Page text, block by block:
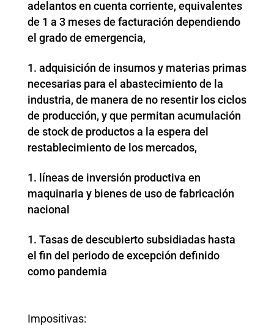
adelantos en cuenta corriente, equivalentes
de 1 a 3 meses de facturación dependiendo
el grado de emergencia,
adquisición de insumos y materias primas
necesarias para el abastecimiento de la
industria, de manera de no resentir los ciclos
de producción, y que permitan acumulación
de stock de productos a la espera del
restablecimiento de los mercados,
líneas de inversión productiva en
maquinaria y bienes de uso de fabricación
nacional
Tasas de descubierto subsidiadas hasta
el fin del periodo de excepción definido
como pandemia
Impositivas: